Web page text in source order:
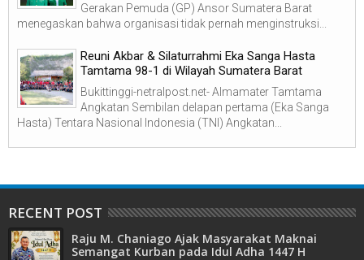
Gerakan Pemuda (GP) Ansor Sumatera Barat
menegaskan bahwa organisasi tidak pernah menginstruksi...
Reuni Akbar & Silaturrahmi Eka Sanga Hasta
Tamtama 98-1 di Wilayah Sumatera Barat
Bukittinggi-netralpost.net- Almamater Tamtama
Angkatan Sembilan delapan pertama (Eka Sanga
Hasta) Tentara Nasional Indonesia (TNI) Angkatan...
RECENT POST
Raju M. Chaniago Ajak Masyarakat Maknai
Semangat Kurban pada Idul Adha 1447 H